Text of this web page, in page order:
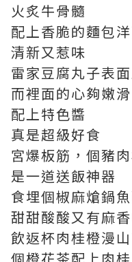
火炙牛骨髓
配上香脆的麵包
清新又惹味
雷家豆腐丸子表
而裡面的心夠嫩滑
配上特色醬
真是超級好食
宮爆板筋，個豬
是一道送飯神器
食埋個椒麻熗鍋
甜甜酸酸又有麻
飲返杯肉桂橙漫